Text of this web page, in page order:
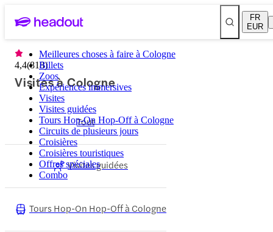
FR
EUR
Meilleures choses à faire à Cologne
Billets
Zoos
Expériences immersives
Visites
Visites guidées
Tours Hop-On Hop-Off à Cologne
Circuits de plusieurs jours
Croisières
Croisières touristiques
Offres spéciales
Combo
4,4(818)
Visites à Cologne
Tout
Visites guidées
Tours Hop-On Hop-Off à Cologne